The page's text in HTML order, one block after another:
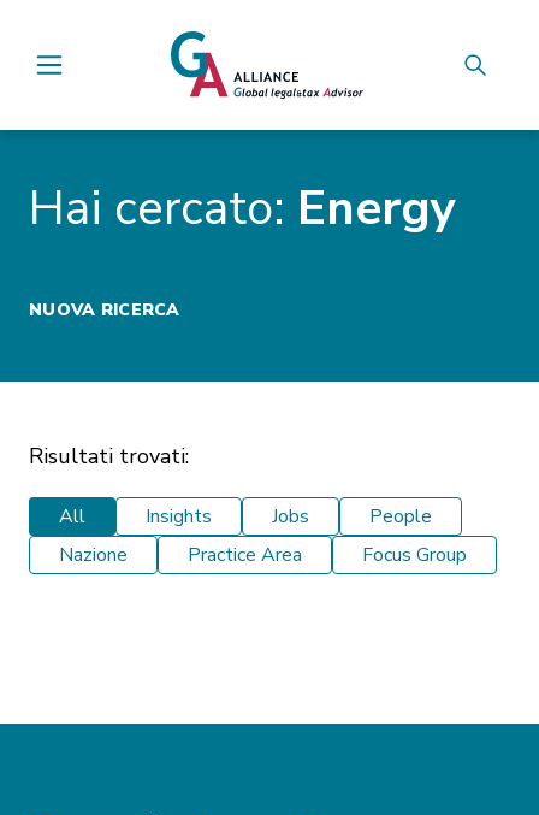
Main Navigation
Hai cercato: Energy
NUOVA RICERCA
Risultati trovati:
All Insights Jobs
People
Nazione
Practice Area Focus Group